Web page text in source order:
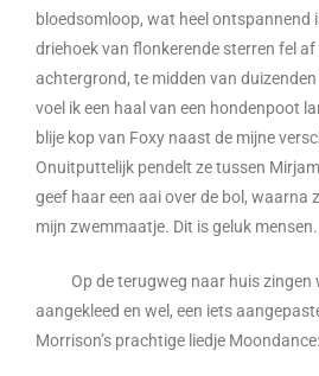
bloedsomloop, wat heel ontspannend
driehoek van flonkerende sterren fel
achtergrond, te midden van
voel ik een haal van een hondenpoot
blije kop van Foxy naast de mijne
Onuitputtelijk pendelt ze tussen
geef haar een aai over de bol, waarna
mijn zwemmaatje. Dit is geluk mensen.
Op de terugweg naar huis zingen
aangekleed en wel, een iets
Morrison’s prachtige liedje Moondance: